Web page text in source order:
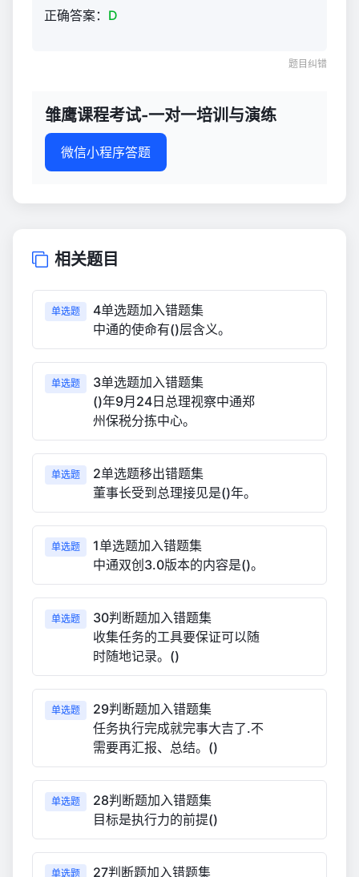
正确答案： D
题目纠错
雏鹰课程考试-一对一培训与演练
微信小程序答题
相关题目
单选题
4单选题加入错题集
中通的使命有()层含义。
单选题
3单选题加入错题集
()年9月24日总理视察中通郑
州保税分拣中心。
单选题
2单选题移出错题集
董事长受到总理接见是()年。
单选题
1单选题加入错题集
中通双创3.0版本的内容是()。
单选题
30判断题加入错题集
收集任务的工具要保证可以随
时随地记录。()
单选题
29判断题加入错题集
任务执行完成就完事大吉了.不
需要再汇报、总结。()
单选题
28判断题加入错题集
目标是执行力的前提()
单选题
27判断题加入错题集